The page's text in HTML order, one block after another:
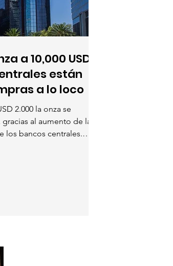
a 10,000 USD?
están
a lo loco
2.000 la onza se
al aumento de las
los bancos centrales.